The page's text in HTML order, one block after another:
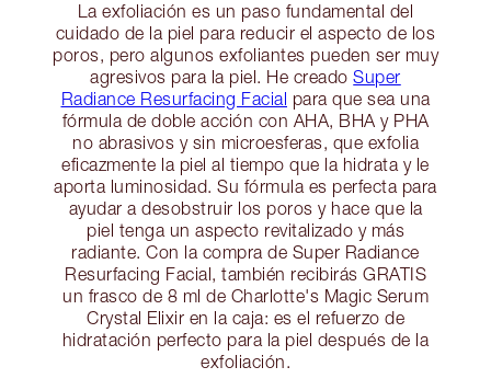
La exfoliación es un paso fundamental del
cuidado de la piel para reducir el aspecto de los
poros, pero algunos exfoliantes pueden ser muy
agresivos para la piel. He creadoSuper
Radiance Resurfacing Facial para que sea una
fórmula de doble acción con AHA, BHA y PHA
no abrasivos y sin microesferas, que exfolia
eficazmente la piel al tiempo que la hidrata y le
aporta luminosidad. Su fórmula es perfecta para
ayudar a desobstruir los poros y hace que la
piel tenga un aspecto revitalizado y más
radiante. Con la compra de Super Radiance
Resurfacing Facial, también recibirás GRATIS
un frasco de 8 ml de Charlotte's Magic Serum
Crystal Elixir en la caja: es el refuerzo de
hidratación perfecto para la piel después de la
exfoliación.